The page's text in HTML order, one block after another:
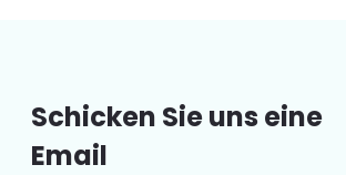
Schicken Sie uns eine
Email